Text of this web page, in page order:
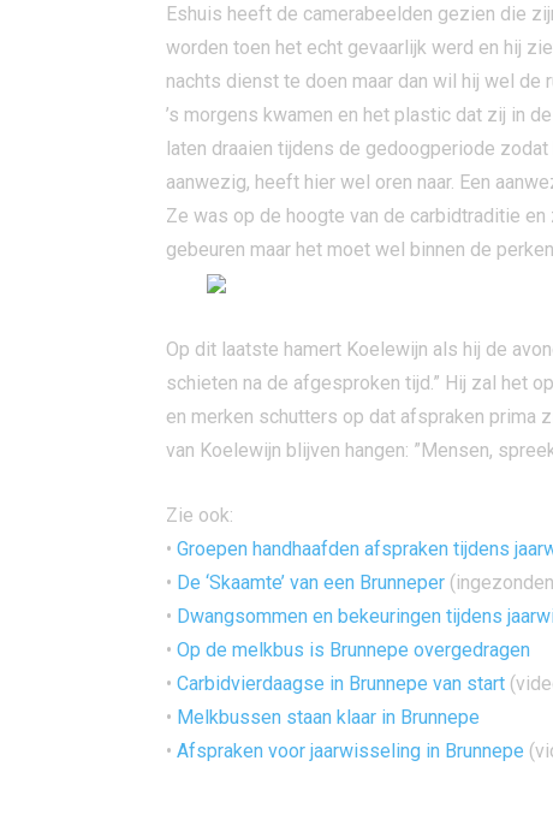
Eshuis heeft de camerabeelden gezien die
worden toen het echt gevaarlijk werd en hij
nachts dienst te doen maar dan wil hij wel
’s morgens kwamen en het plastic dat zij in
laten draaien tijdens de gedoogperiode
aanwezig, heeft hier wel oren naar. Een
Ze was op de hoogte van de carbidtraditie
gebeuren maar het moet wel binnen de
Op dit laatste hamert Koelewijn als hij de
schieten na de afgesproken tijd.” Hij zal het
en merken schutters op dat afspraken prima
van Koelewijn blijven hangen: ”Mensen,
Zie ook:
• Groepen handhaafden afspraken tijdens
• De ‘Skaamte’ van een Brunneper
• Dwangsommen en bekeuringen tijdens
• Op de melkbus is Brunnepe overgedragen
• Carbidvierdaagse in Brunnepe van start
• Melkbussen staan klaar in Brunnepe
• Afspraken voor jaarwisseling in Brunnepe